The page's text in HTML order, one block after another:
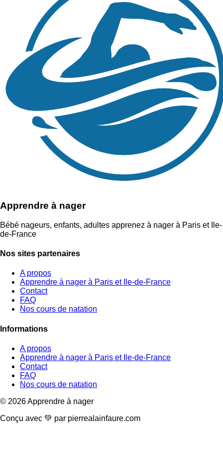
Apprendre à nager
Bébé nageurs, enfants, adultes apprenez à nager à Paris et Ile-
de-France
Nos sites partenaires
A propos
Apprendre à nager à Paris et Ile-de-France
Contact
FAQ
Nos cours de natation
Informations
A propos
Apprendre à nager à Paris et Ile-de-France
Contact
FAQ
Nos cours de natation
© 2026 Apprendre à nager
Conçu avec 💚 par pierrealainfaure.com